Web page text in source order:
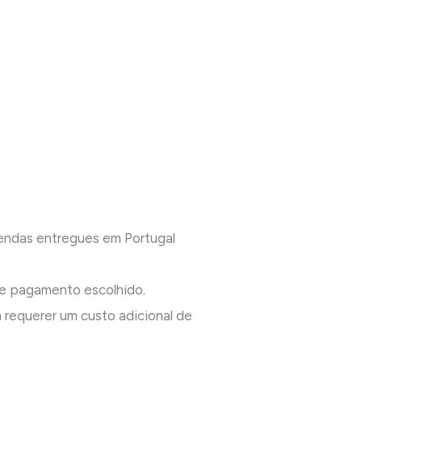
entregues em Portugal
pagamento escolhido.
um custo adicional de